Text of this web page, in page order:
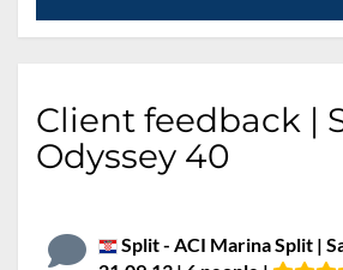
Client feedback |
Odyssey 40
Split - ACI Marina Split |